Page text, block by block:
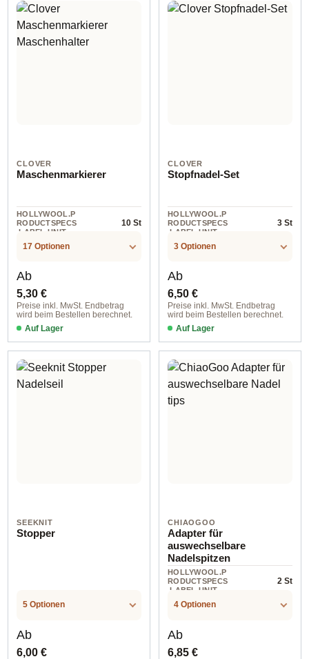
CLOVER
Maschenmarkierer
HOLLYWOOL.P
RODUCTSPECS
.LABEL.UNIT
10 St
17 Optionen
Regulärer Preis:
Ab
5,30 €
Preise inkl. MwSt. Endbetrag
wird beim Bestellen berechnet.
Auf Lager
CLOVER
Stopfnadel-Set
HOLLYWOOL.P
RODUCTSPECS
.LABEL.UNIT
3 St
3 Optionen
Regulärer Preis:
Ab
6,50 €
Preise inkl. MwSt. Endbetrag
wird beim Bestellen berechnet.
Auf Lager
SEEKNIT
Stopper
5 Optionen
Regulärer Preis:
Ab
6,00 €
CHIAOGOO
Adapter für
auswechselbare
Nadelspitzen
HOLLYWOOL.P
RODUCTSPECS
.LABEL.UNIT
2 St
4 Optionen
Regulärer Preis:
Ab
6,85 €